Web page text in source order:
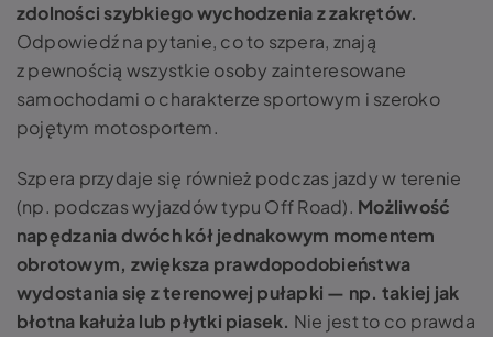
zdolności szybkiego wychodzenia z zakrętów.
Odpowiedź na pytanie, co to szpera, znają
z pewnością wszystkie osoby zainteresowane
samochodami o charakterze sportowym i szeroko
pojętym motosportem.
Szpera przydaje się również podczas jazdy w terenie
(np. podczas wyjazdów typu Off Road). Możliwość
napędzania dwóch kół jednakowym momentem
obrotowym, zwiększa prawdopodobieństwa
wydostania się z terenowej pułapki — np. takiej jak
błotna kałuża lub płytki piasek. Nie jest to co prawda